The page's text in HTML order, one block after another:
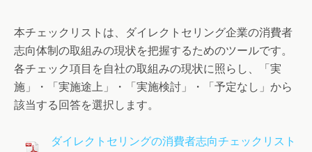
本チェックリストは、ダイレクトセリング企業の消費者
志向体制の取組みの現状を把握するためのツールです。
各チェック項目を自社の取組みの現状に照らし、「実
施」・「実施途上」・「実施検討」・「予定なし」から
該当する回答を選択します。
ダイレクトセリングの消費者志向チェックリスト